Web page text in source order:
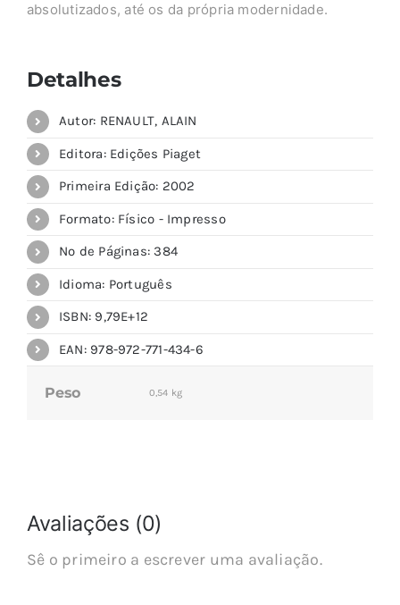
absolutizados, até os da própria modernidade.
Detalhes
Autor: RENAULT, ALAIN
Editora: Edições Piaget
Primeira Edição: 2002
Formato: Físico - Impresso
Nº de Páginas: 384
Idioma: Português
ISBN: 9,79E+12
EAN: 978-972-771-434-6
Peso 0,54 kg
Avaliações (0)
Sê o primeiro a escrever uma avaliação.